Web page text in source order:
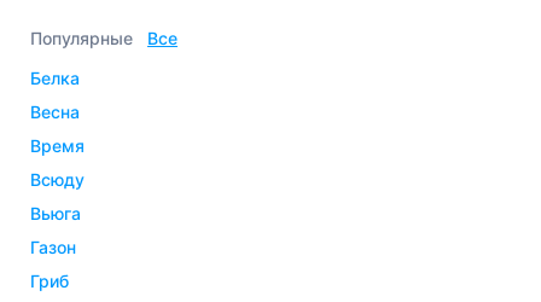
Популярные
Все
белка
весна
время
всюду
вьюга
газон
гриб